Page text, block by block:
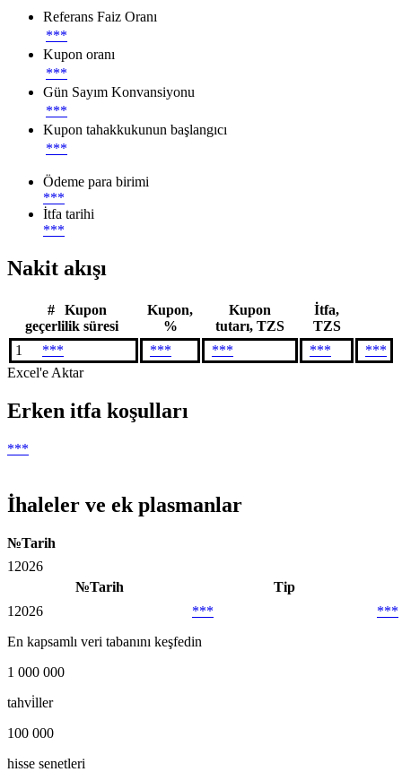
Referans Faiz Oranı
***
Kupon oranı
***
Gün Sayım Konvansiyonu
***
Kupon tahakkukunun başlangıcı
***
Ödeme para birimi
***
İtfa tarihi
***
Nakit akışı
#
Kupon
geçerlilik süresi
Kupon,
%
Kupon
tutarı, TZS
İtfa,
TZS
1
*** *** *** ***
***
Excel'e Aktar
Erken itfa koşulları
***
İhaleler ve ek plasmanlar
№Tarih
1 2026
№Tarih
Tip
1 2026 ***
***
En kapsamlı veri tabanını keşfedin
1 000 000
tahvi̇ller
100 000
hisse senetleri